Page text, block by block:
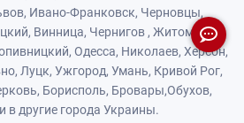
магазин спортивного питания.